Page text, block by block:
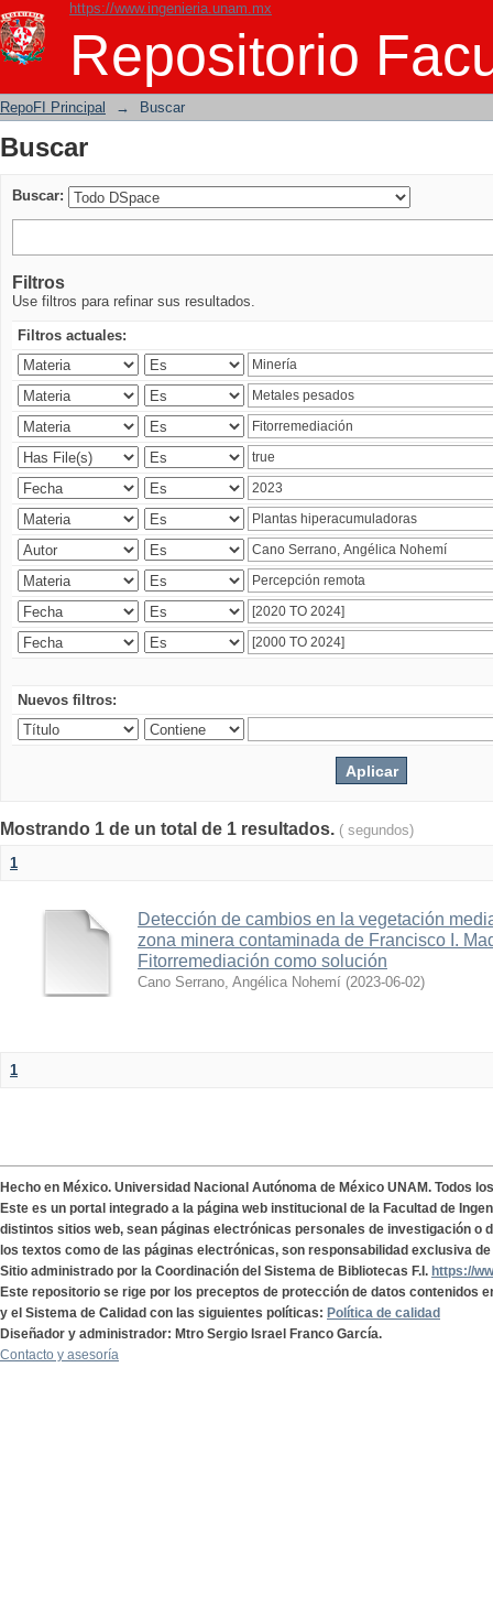
https://www.ingenieria.unam.mx
Repositorio
Buscar
RepoFI Principal → Buscar
Buscar
Buscar:
Filtros
Use filtros para refinar sus resultados.
Filtros actuales:
Nuevos filtros:
Mostrando 1 de un total de 1 resultados. ( segundos)
1
Detección de cambios en la vegetación
zona minera contaminada de Francisco I.
Fitorremediación como solución
Cano Serrano, Angélica Nohemí (2023-06-02)
1
Hecho en México. Universidad Nacional Autónoma de México UNAM. Todos
Este es un portal integrado a la página web institucional de la Facultad de
distintos sitios web, sean páginas electrónicas personales de investigación o
los textos como de las páginas electrónicas, son responsabilidad exclusiva
Sitio administrado por la Coordinación del Sistema de Bibliotecas F.I. https://
Este repositorio se rige por los preceptos de protección de datos contenidos
y el Sistema de Calidad con las siguientes políticas: Política de calidad
Diseñador y administrador: Mtro Sergio Israel Franco García.
Contacto y asesoría